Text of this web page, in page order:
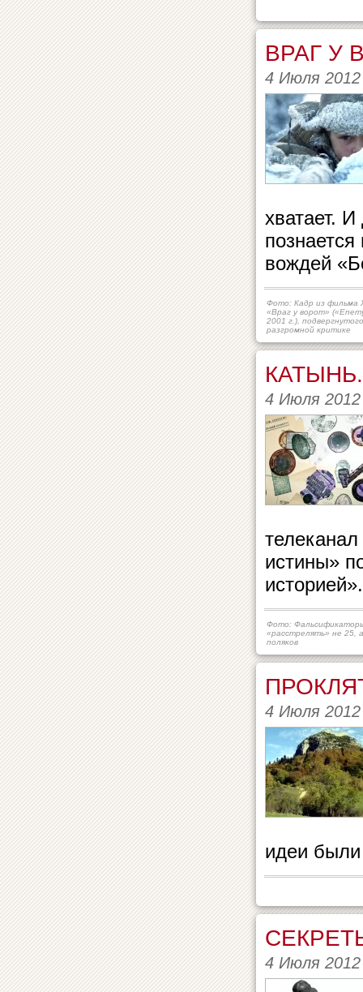
ВРАГ У
4 Июля 2012
хватает.
вождей
Фото: Кадр из фильма
«Враг у ворот»
2001 г.),
разгромной критике
4 Июля 2012
истины»
историей».
Фото:
«расстрелять» не 25,
поляков
4 Июля 2012
идеи
4 Июля 2012